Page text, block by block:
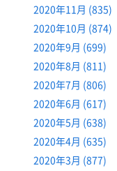
2020年11月 (835)
2020年10月 (874)
2020年9月 (699)
2020年8月 (811)
2020年7月 (806)
2020年6月 (617)
2020年5月 (638)
2020年4月 (635)
2020年3月 (877)